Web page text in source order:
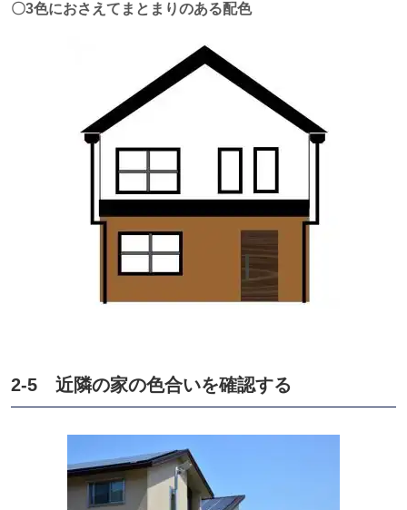
〇3色におさえてまとまりのある配色
2-5 近隣の家の色合いを確認する